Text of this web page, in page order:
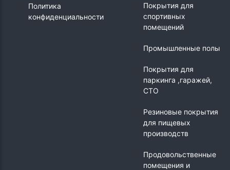
Политика
конфиденциальности
Покрытия для
спортивных
помещений
Промышленные полы
Покрытия для
паркинга ,гаражей,
СТО
Резиновые покрытия
для пищевых
производств
Продовольственные
помещения и